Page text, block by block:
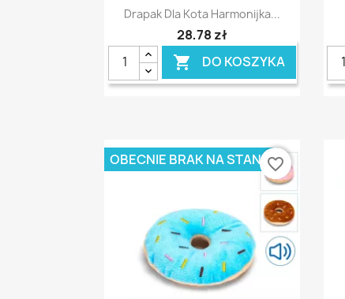
Szybki podgląd
Drapak Dla Kota Harmonijka...
28,78 zł
 DO KOSZYKA
OBECNIE BRAK NA STANIEfavorite_border